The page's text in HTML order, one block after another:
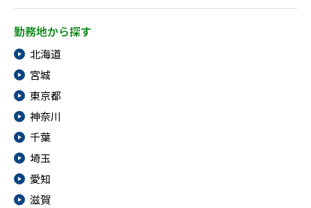
勤務地から探す
北海道
宮城
東京都
神奈川
千葉
埼玉
愛知
滋賀